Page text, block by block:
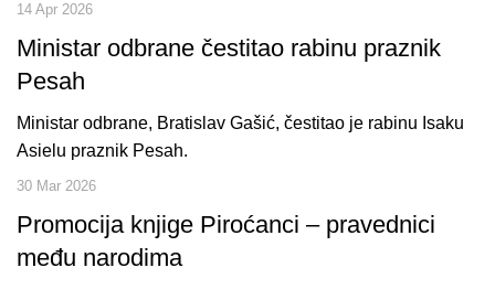
14 Apr 2026
Ministar odbrane čestitao rabinu praznik
Pesah
Ministar odbrane, Bratislav Gašić, čestitao je rabinu Isaku
Asielu praznik Pesah.
30 Mar 2026
Promocija knjige Piroćanci – pravednici
među narodima